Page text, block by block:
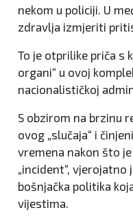
nekom u policiji. U
zdravlja izmjeriti
To je otprilike priča s
organi“ u ovoj
nacionalističkoj
S obzirom na brzinu
ovog „slučaja“ i
vremena nakon što
„incident“,
bošnjačka politika
vijestima.